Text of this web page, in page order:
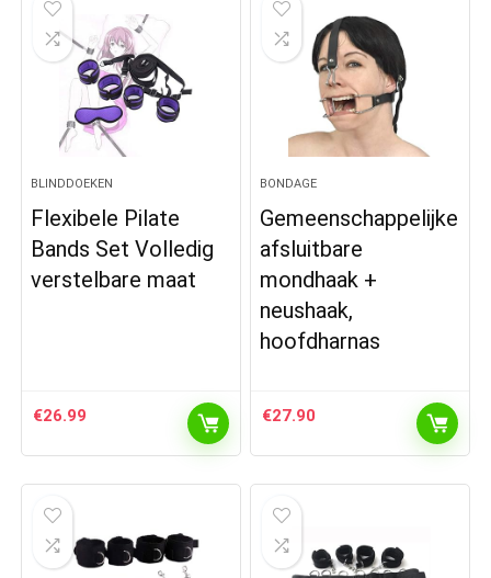
BLINDDOEKEN
Flexibele Pilate
Bands Set Volledig
verstelbare maat
€26.99
BONDAGE
Gemeenschappelijke
afsluitbare
mondhaak +
neushaak,
hoofdharnas
€27.90